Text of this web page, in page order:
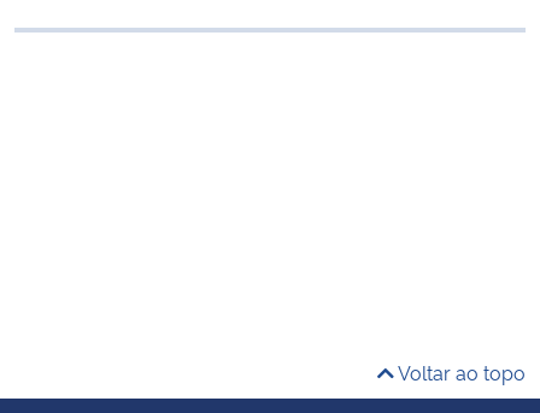
Ministério da Cidadania
Voltar ao topo